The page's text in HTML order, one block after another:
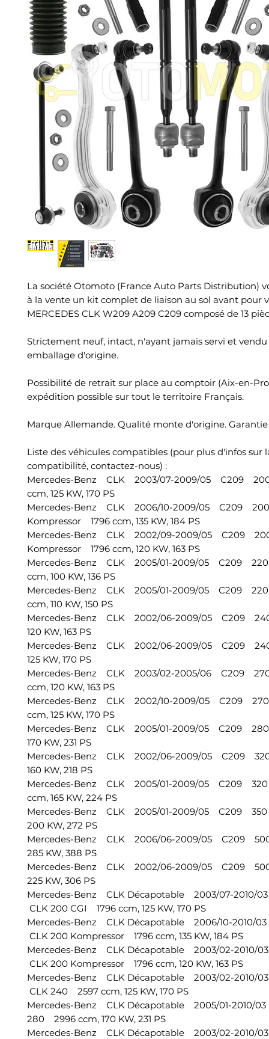
La société Otomoto (France Auto Parts Distribution)
à la vente un kit complet de liaison au sol avant pour
MERCEDES CLK W209 A209 C209 composé de 13
Strictement neuf, intact, n'ayant jamais servi et vendu
emballage d'origine.
Possibilité de retrait sur place au comptoir (Aix-en-
expédition possible sur tout le territoire Français.
Marque Allemande. Qualité monte d'origine. Garantie
Liste des véhicules compatibles (pour plus d'infos sur
compatibilité, contactez-nous) :
Mercedes-Benz CLK 2003/07-2009/05 C209
ccm, 125 KW, 170 PS
Mercedes-Benz CLK 2006/10-2009/05 C209 200
Kompressor 1796 ccm, 135 KW, 184 PS
Mercedes-Benz CLK 2002/09-2009/05 C209
Kompressor 1796 ccm, 120 KW, 163 PS
Mercedes-Benz CLK 2005/01-2009/05 C209
ccm, 100 KW, 136 PS
Mercedes-Benz CLK 2005/01-2009/05 C209
ccm, 110 KW, 150 PS
Mercedes-Benz CLK 2002/06-2009/05 C209
120 KW, 163 PS
Mercedes-Benz CLK 2002/06-2009/05 C209
125 KW, 170 PS
Mercedes-Benz CLK 2003/02-2005/06 C209
ccm, 120 KW, 163 PS
Mercedes-Benz CLK 2002/10-2009/05 C209
ccm, 125 KW, 170 PS
Mercedes-Benz CLK 2005/01-2009/05 C209
170 KW, 231 PS
Mercedes-Benz CLK 2002/06-2009/05 C209
160 KW, 218 PS
Mercedes-Benz CLK 2005/01-2009/05 C209
ccm, 165 KW, 224 PS
Mercedes-Benz CLK 2005/01-2009/05 C209
200 KW, 272 PS
Mercedes-Benz CLK 2006/06-2009/05 C209
285 KW, 388 PS
Mercedes-Benz CLK 2002/06-2009/05 C209
225 KW, 306 PS
Mercedes-Benz CLK Décapotable 2003/07-2010/
CLK 200 CGI 1796 ccm, 125 KW, 170 PS
Mercedes-Benz CLK Décapotable 2006/10-2010/
CLK 200 Kompressor 1796 ccm, 135 KW, 184 PS
Mercedes-Benz CLK Décapotable 2003/02-2010/
CLK 200 Kompressor 1796 ccm, 120 KW, 163 PS
Mercedes-Benz CLK Décapotable 2003/02-2010/
CLK 240 2597 ccm, 125 KW, 170 PS
Mercedes-Benz CLK Décapotable 2005/01-2010/
280 2996 ccm, 170 KW, 231 PS
Mercedes-Benz CLK Décapotable 2003/02-2010/